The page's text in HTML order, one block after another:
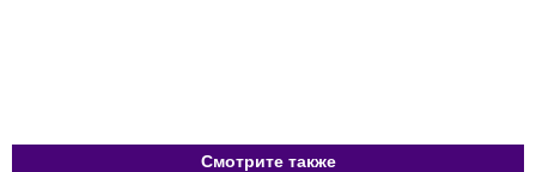
Смотрите также